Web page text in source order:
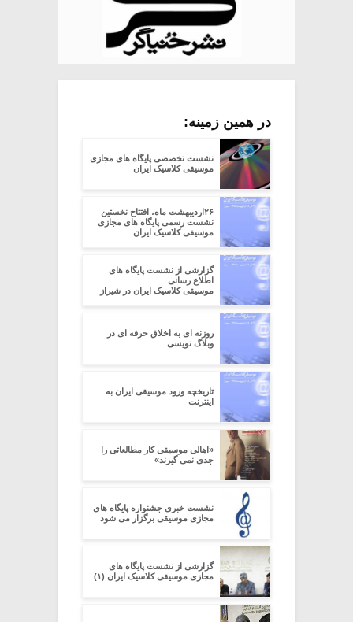
در همین زمینه:
نشست تخصصی پایگاه های مجازی
موسیقی کلاسیک ایران
۲۶اردیبهشت ماه، افتتاح نخستین
نشست رسمی پایگاه های مجازی
موسیقی کلاسیک ایران
گزارشی از نشست پایگاه های
اطلاع رسانی
موسیقی کلاسیک ایران در شیراز
روزنه ای به اخلاق حرفه ای در
وبلاگ نویسی
تاریخچه ورود موسیقی ایران به
اینترنت
«اهالی موسیقی کار مطالعاتی را
جدی نمی گیرند»
نشست خبری جشنواره پایگاه های
مجازی موسیقی برگزار می شود
گزارشی از نشست پایگاه های
مجازی موسیقی کلاسیک ایران (۱)